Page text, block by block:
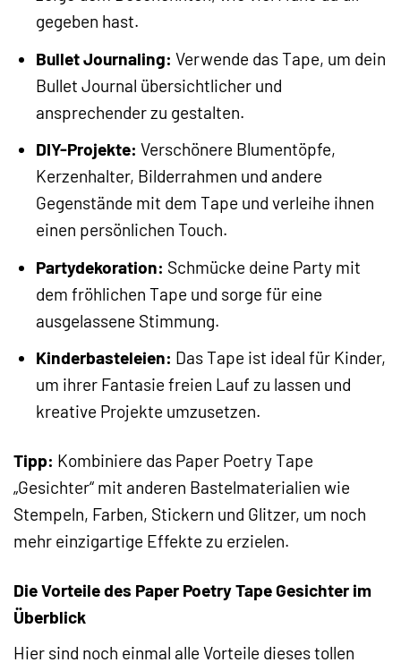
gegeben hast.
Bullet Journaling: Verwende das Tape, um dein
Bullet Journal übersichtlicher und
ansprechender zu gestalten.
DIY-Projekte: Verschönere Blumentöpfe,
Kerzenhalter, Bilderrahmen und andere
Gegenstände mit dem Tape und verleihe ihnen
einen persönlichen Touch.
Partydekoration: Schmücke deine Party mit
dem fröhlichen Tape und sorge für eine
ausgelassene Stimmung.
Kinderbasteleien: Das Tape ist ideal für Kinder,
um ihrer Fantasie freien Lauf zu lassen und
kreative Projekte umzusetzen.
Tipp: Kombiniere das Paper Poetry Tape
„Gesichter“ mit anderen Bastelmaterialien wie
Stempeln, Farben, Stickern und Glitzer, um noch
mehr einzigartige Effekte zu erzielen.
Die Vorteile des Paper Poetry Tape Gesichter im
Überblick
Hier sind noch einmal alle Vorteile dieses tollen